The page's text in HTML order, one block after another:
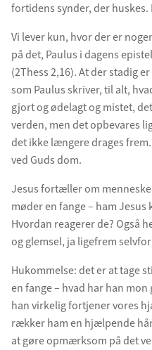
fortidens synder, der
Vi lever kun, hvor der er
på det, Paulus i dagens
(2Thess 2,16). At der stadig
som Paulus skriver, til alt,
gjort og ødelagt og mistet,
verden, men det opbevares
det ikke længere drages
ved Guds dom.
Jesus fortæller om
møder en fange – ham Jesus
Hvordan reagerer de? Også
og glemsel, ja ligefrem
Hukommelse: det er at tage
en fange – hvad har han
han virkelig fortjener vores
rækker ham en hjælpende
at gøre opmærksom på det